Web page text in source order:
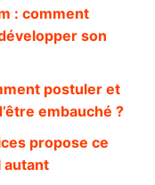
: comment
son
postuler et
embauché ?
propose ce